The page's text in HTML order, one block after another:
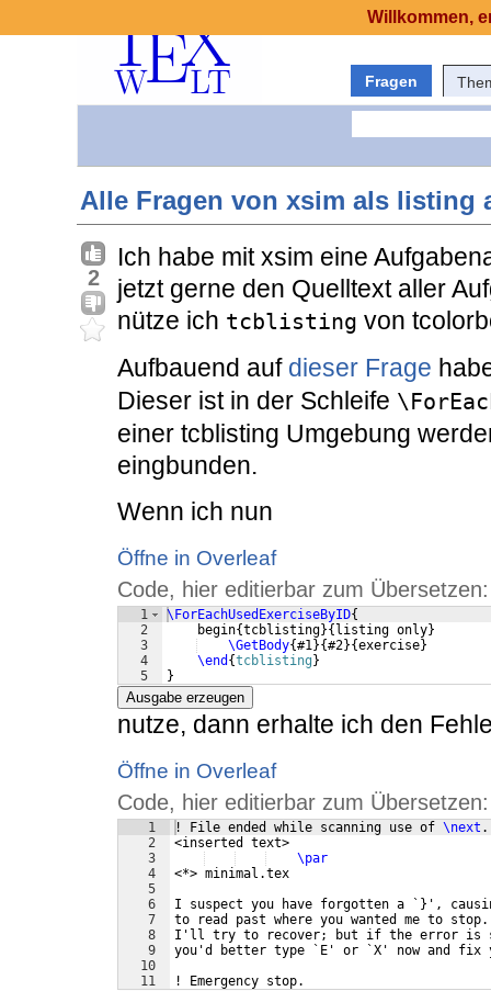
Fragen
Alle Fragen von xsim als listing
2
Ich habe mit xsim eine
jetzt gerne den Quelltext aller
nütze ich tcblisting von
Aufbauend auf dieser Frage
Dieser ist in der Schleife
einer tcblisting Umgebung
eingbunden.
Wenn ich nun
Öffne in Overleaf
Code, hier editierbar zum Übersetzen:
1
2
3
4
5
\ForEachUsedExerciseByID{
    begin
{tcblisting}{ listing only}
\GetBody{#1}{#2}{exercise}
\end {tcblisting }
}
Ausgabe erzeugen
nutze, dann erhalte ich den
Öffne in Overleaf
Code, hier editierbar zum Übersetzen:
1
2
3
4
5
6
7
8
9
10
11
! File ended while scanning use of \next .
<inserted text>
\par
<*> minimal.tex
I suspect you have forgotten a ` } ',
to read past where you wanted me to stop.
I'll try to recover; but if the error is
you'd better type `E' or `X' now and
! Emergency stop.
Willkommen,